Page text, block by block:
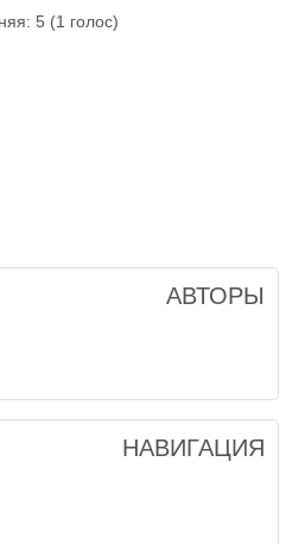
5 (1 голос)
АВТОРЫ
НАВИГАЦИЯ